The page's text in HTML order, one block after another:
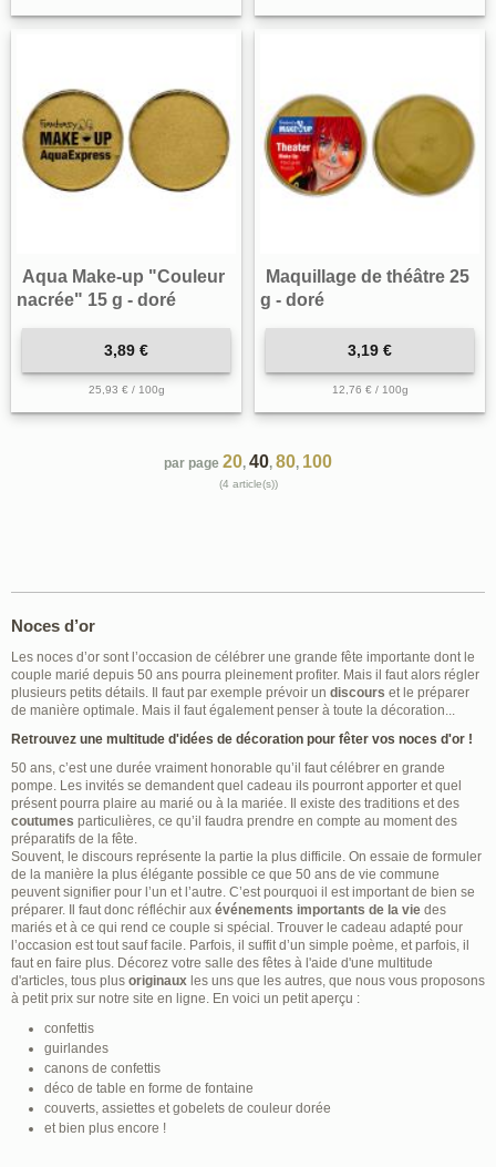
Aqua Make-up "Couleur
nacrée" 15 g - doré
3,89 €
25,93 € / 100g
Maquillage de théâtre 25
g - doré
3,19 €
12,76 € / 100g
par page 20, 40, 80, 100
(4 article(s))
Noces d’or
Les noces d’or sont l’occasion de célébrer une grande fête importante dont le
couple marié depuis 50 ans pourra pleinement profiter. Mais il faut alors régler
plusieurs petits détails. Il faut par exemple prévoir un discours et le préparer
de manière optimale. Mais il faut également penser à toute la décoration...
Retrouvez une multitude d'idées de décoration pour fêter vos noces d'or !
50 ans, c’est une durée vraiment honorable qu’il faut célébrer en grande
pompe. Les invités se demandent quel cadeau ils pourront apporter et quel
présent pourra plaire au marié ou à la mariée. Il existe des traditions et des
coutumes particulières, ce qu’il faudra prendre en compte au moment des
préparatifs de la fête.
Souvent, le discours représente la partie la plus difficile. On essaie de formuler
de la manière la plus élégante possible ce que 50 ans de vie commune
peuvent signifier pour l’un et l’autre. C’est pourquoi il est important de bien se
préparer. Il faut donc réfléchir aux événements importants de la vie des
mariés et à ce qui rend ce couple si spécial. Trouver le cadeau adapté pour
l’occasion est tout sauf facile. Parfois, il suffit d’un simple poème, et parfois, il
faut en faire plus. Décorez votre salle des fêtes à l'aide d'une multitude
d'articles, tous plus originaux les uns que les autres, que nous vous proposons
à petit prix sur notre site en ligne. En voici un petit aperçu :
confettis
guirlandes
canons de confettis
déco de table en forme de fontaine
couverts, assiettes et gobelets de couleur dorée
et bien plus encore !